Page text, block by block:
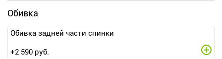
Обивка
Обивка задней части спинки
+2 590 руб.